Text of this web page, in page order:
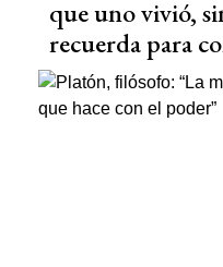
que uno vivió,
recuerda para